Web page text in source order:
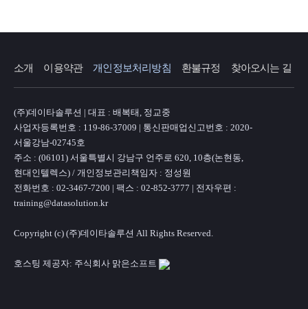
소개 이용약관 개인정보처리방침 환불규정 찾아오시는 길
(주)데이타솔루션 | 대표 : 배복태, 정교중
사업자등록번호 : 119-86-37009 | 통신판매업신고번호 : 2020-
서울강남-02745호
주소 : (06101) 서울특별시 강남구 언주로 620, 10층(논현동,
현대인텔렉스) / 개인정보관리책임자 : 정성원
전화번호 : 02-3467-7200 | 팩스 : 02-852-3777 | 전자우편 :
training@datasolution.kr
Copyright (c) (주)데이타솔루션 All Rights Reserved.
호스팅 제공자: 주식회사 맑은소프트